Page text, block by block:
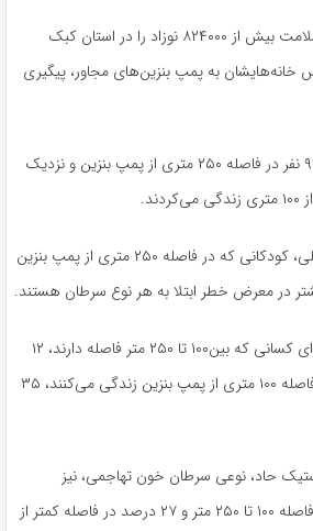
برای این مطالعه، محققان سلامت بیش از ۸۲۴۰۰۰ نوزاد را در استان کبک
خانه‌هایشان به پمپ بنزین‌های مجاور، پیگیری
از بین کودکان، بیش از ۹۹۰۰۰ نفر در فاصله ۲۵۰ متری از پمپ بنزین و نزدیک
نتایج نشان داد که به طور کلی، کودکانی که در فاصله ۲۵۰ متری از پمپ بنزین
خطر ابتلا به سرطان خون برای کسانی که بین۱۰۰ تا ۲۵۰ متر فاصله دارند، ۱۲
درصد و برای کسانی که در فاصله ۱۰۰ متری از پمپ بنزین زندگی می‌کنند، ۳۵
حاد، نوعی سرطان خون تهاجمی، نیز
افزایش یافت- ۱۵ درصد در فاصله ۱۰۰ تا ۲۵۰ متر و ۲۷ درصد در فاصله کمتر از